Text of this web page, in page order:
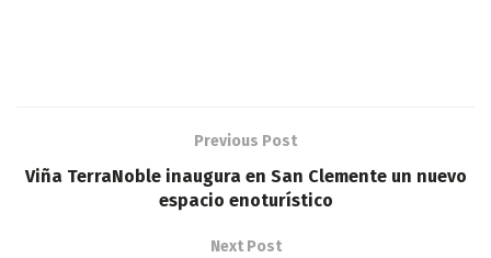
Previous Post
Viña TerraNoble inaugura en San Clemente un nuevo
espacio enoturístico
Next Post